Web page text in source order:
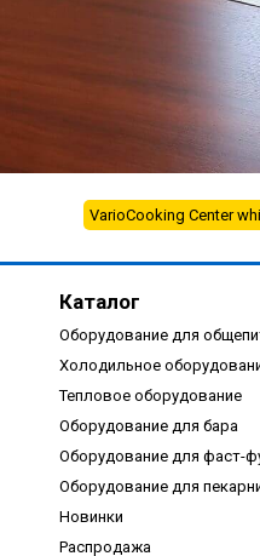
VarioCooking Center
Каталог
Оборудование для
Холодильное
Тепловое оборудование
Оборудование для бара
Оборудование для фаст-
Оборудование для
Новинки
Распродажа